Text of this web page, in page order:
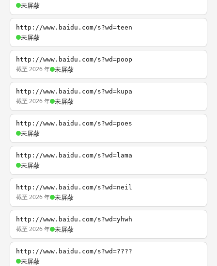
未屏蔽
http://www.baidu.com/s?wd=teen
未屏蔽
http://www.baidu.com/s?wd=poop
截至 2026 年 未屏蔽
http://www.baidu.com/s?wd=kupa
截至 2026 年 未屏蔽
http://www.baidu.com/s?wd=poes
未屏蔽
http://www.baidu.com/s?wd=lama
未屏蔽
http://www.baidu.com/s?wd=neil
截至 2026 年 未屏蔽
http://www.baidu.com/s?wd=yhwh
截至 2026 年 未屏蔽
http://www.baidu.com/s?wd=????
未屏蔽